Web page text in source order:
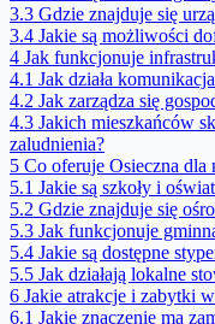
3.3 Gdzie znajduje się
3.4 Jakie są możliwości
4 Jak funkcjonuje
4.1 Jak działa
4.2 Jak zarządza się
4.3 Jakich mieszkańców
zaludnienia?
5 Co oferuje Osieczna dla
5.1 Jakie są szkoły i
5.2 Gdzie znajduje się
5.3 Jak funkcjonuje
5.4 Jakie są dostępne
5.5 Jak działają lokalne
6 Jakie atrakcje i zabytki
6.1 Jakie znaczenie ma